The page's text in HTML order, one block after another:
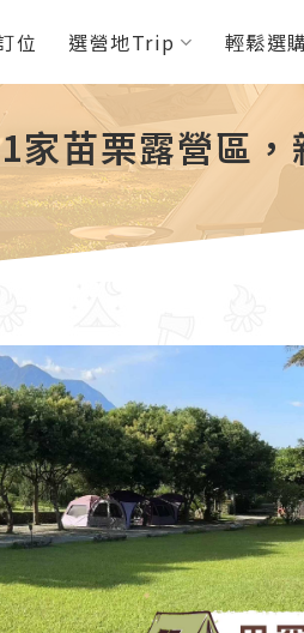
位 選營地Trip 輕鬆選
苗栗露營區